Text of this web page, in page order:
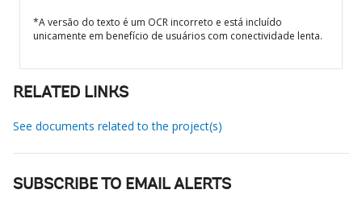
*A versão do texto é um OCR incorreto e está incluído
unicamente em benefício de usuários com conectividade lenta.
RELATED LINKS
See documents related to the project(s)
SUBSCRIBE TO EMAIL ALERTS